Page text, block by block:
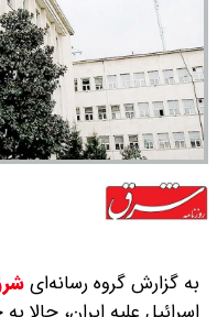
به گزارش گروه رسانه‌ای